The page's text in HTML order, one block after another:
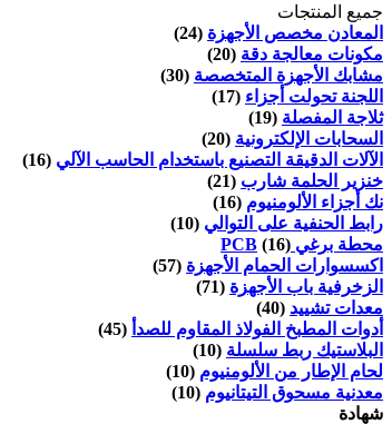
جميع المنتجات
المعادن مخصص الأجهزة (24)
مكونات معالجة دقة (20)
مشابك الأجهزة المتخصصة (30)
اللجنة تحولت أجزاء (17)
ثلاجة المفصلة (19)
السحابات الإلكترونية (20)
الآلات الدقيقة التصنيع باستخدام الحاسب الآلي (16)
خنزير الحلمة شارب (21)
نك أجزاء الألومنيوم (16)
رابط الحنفية على التوالي (10)
محطة برغي PCB (16)
اكسسوارات الحمام الأجهزة (57)
الزخرفية باب الأجهزة (71)
معدات تشييد (40)
أدوات المطبخ الفولاذ المقاوم للصدأ (45)
البلاستيك ربط سلسلة (10)
لحام الإطار من الألومنيوم (10)
معدنية مسحوق التيتانيوم (10)
شهادة